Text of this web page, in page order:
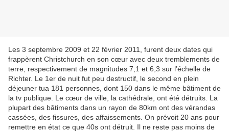
Les 3 septembre 2009 et 22 février 2011, furent deux dates qui
frappèrent Christchurch en son cœur avec deux tremblements de
terre, respectivement de magnitudes 7,1 et 6,3 sur l’échelle de
Richter. Le 1er de nuit fut peu destructif, le second en plein
déjeuner tua 181 personnes, dont 150 dans le même bâtiment de
la tv publique. Le cœur de ville, la cathédrale, ont été détruits. La
plupart des bâtiments dans un rayon de 80km ont des vérandas
cassées, des fissures, des affaissements. On prévoit 20 ans pour
remettre en état ce que 40s ont détruit. Il ne reste pas moins de